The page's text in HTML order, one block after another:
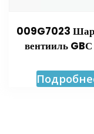
009G7023
вентииль GBС